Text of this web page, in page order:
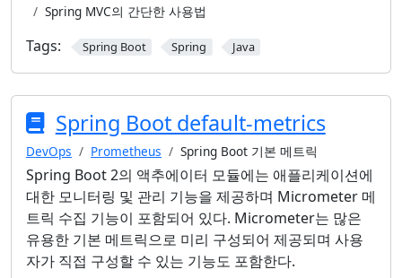
Spring MVC의 간단한 사용법
Tags: Spring Boot Spring Java
Spring Boot default-metrics
DevOps Prometheus Spring Boot 기본 메트릭
Spring Boot 2의 액추에이터 모듈에는 애플리케이션에
대한 모니터링 및 관리 기능을 제공하며 Micrometer 메
트릭 수집 기능이 포함되어 있다. Micrometer는 많은
유용한 기본 메트릭으로 미리 구성되어 제공되며 사용
자가 직접 구성할 수 있는 기능도 포함한다.